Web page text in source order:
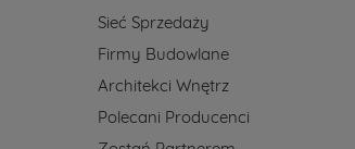
Sieć Sprzedaży
Firmy Budowlane
Architekci Wnętrz
Polecani Producenci